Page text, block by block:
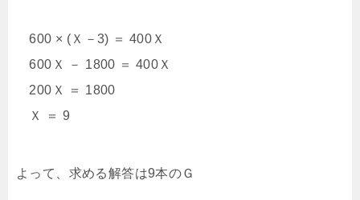
600 × (Ｘ－3) ＝ 400Ｘ
600Ｘ － 1800 ＝ 400Ｘ
200Ｘ ＝ 1800
Ｘ ＝ 9
よって、求める解答は9本のＧ